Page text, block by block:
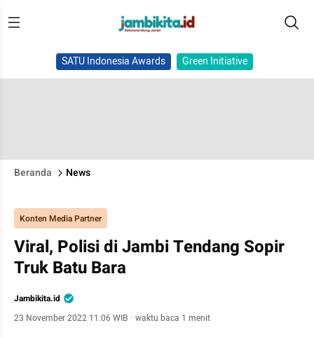
SATU Indonesia Awards Green Initiative
Beranda News
Konten Media Partner
Viral, Polisi di Jambi Tendang Sopir
Truk Batu Bara
Jambikita.id
23 November 2022 11:06 WIB · waktu baca 1 menit